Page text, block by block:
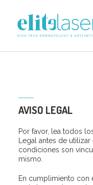
AVISO LEGAL
Por favor, lea todos
Legal antes de
condiciones son
mismo.
En cumplimiento con